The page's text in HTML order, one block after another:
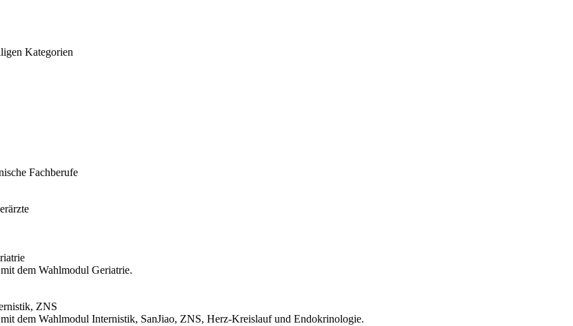
Kategorien
Fachberufe
dem Wahlmodul Geriatrie.
ZNS
dem Wahlmodul Internistik, SanJiao, ZNS, Herz-Kreislauf und Endokrinologie.